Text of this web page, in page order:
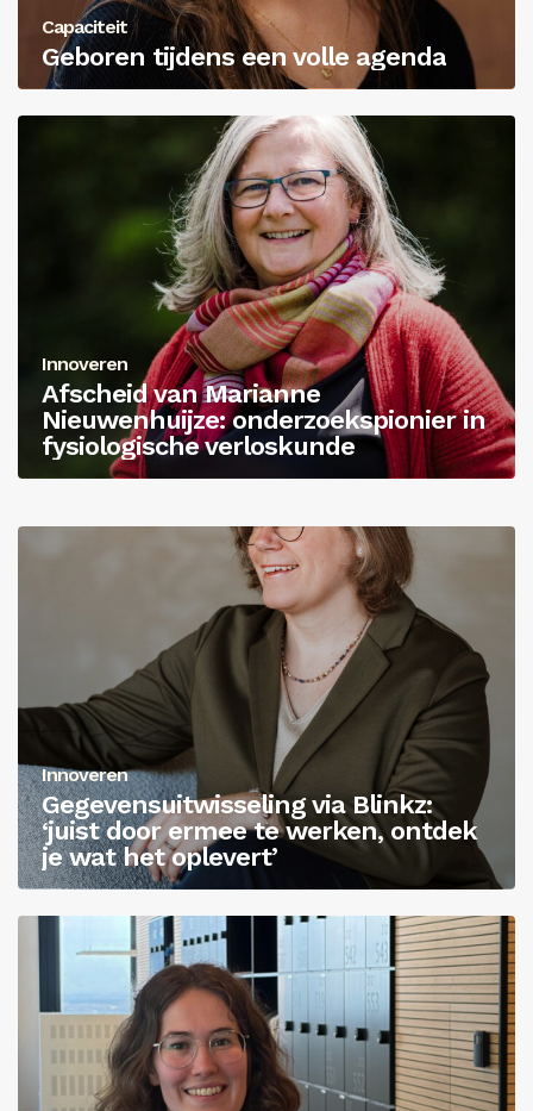
Capaciteit
Geboren tijdens een volle agenda
Innoveren
Afscheid van Marianne
Nieuwenhuijze: onderzoekspionier in
fysiologische verloskunde
Innoveren
Gegevensuitwisseling via Blinkz:
‘juist door ermee te werken, ontdek
je wat het oplevert’